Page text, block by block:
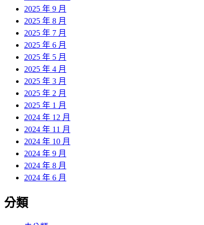
2025 年 9 月
2025 年 8 月
2025 年 7 月
2025 年 6 月
2025 年 5 月
2025 年 4 月
2025 年 3 月
2025 年 2 月
2025 年 1 月
2024 年 12 月
2024 年 11 月
2024 年 10 月
2024 年 9 月
2024 年 8 月
2024 年 6 月
分類